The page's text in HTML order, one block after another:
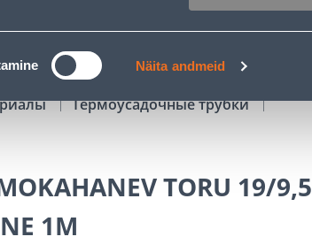
Näita andmeid
РАССРОЧКА
Термоусадочные трубки
TORU 19/9,5
1M